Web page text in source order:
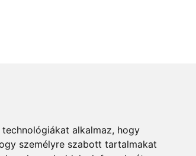
alkalmaz, hogy
személyre szabott tartalmakat